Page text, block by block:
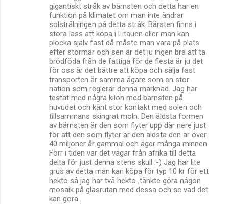
gigantiskt stråk av bärnsten och detta har en
funktion på klimatet om man inte ändrar
solstrålningen på detta stråk. Bärsten finns i
stora lass att köpa i Litauen eller man kan
plocka själv fast då måste man vara på plats
efter stormar och sen är det ju ingen bra att ta
brödföda från de fattiga för de flesta är ju det
för oss är det bättre att köpa och sälja fast
transporten är samma ägare som en stor
nation som reglerar denna marknad. Jag har
testat med några kilon med bärnsten på
huvudet och känt stor kontakt med solen och
tillsammans skingrat moln. Den äldsta formen
av bärnsten är den som flyter upp där nere just
för att den som flyter är den äldsta den är över
40 miljoner år gammal och äger många minnen.
Förr i tiden var det vägar från afrika till detta
delta för just denna stens skull :-) Jag har lite
grus av detta man kan köpa för typ 10 kr för ett
hekto så jag har två hekto ,tänkte göra någon
mosaik på glasrutan med dessa och se vad det
kan göra..